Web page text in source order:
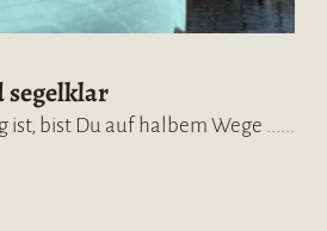
segelklar
bist Du auf halbem Wege ......